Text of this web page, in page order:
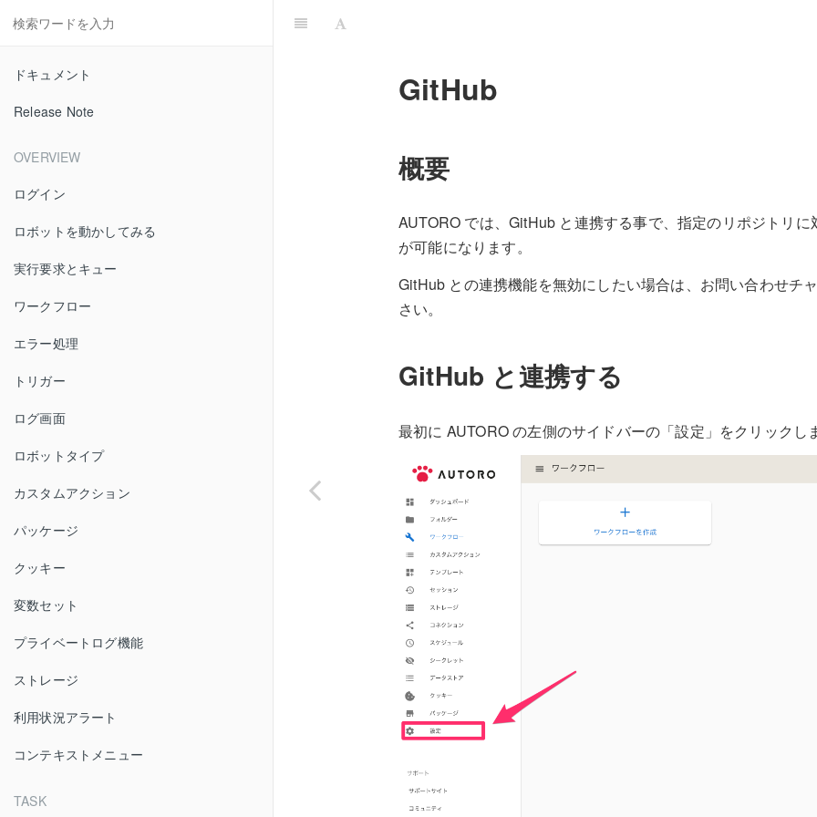
ドキュメント
Release Note
OVERVIEW
ログイン
ロボットを動かしてみる
実行要求とキュー
ワークフロー
エラー処理
トリガー
ログ画面
ロボットタイプ
カスタムアクション
パッケージ
クッキー
変数セット
プライベートログ機能
ストレージ
利用状況アラート
コンテキストメニュー
TASK
GitHub
概要
AUTORO では、GitHub と連携する事で、指定のリポジトリ
が可能になります。
GitHub との連携機能を無効にしたい場合は、お問い合わせチ
さい。
GitHub と連携する
最初に AUTORO の左側のサイドバーの「設定」をクリックし